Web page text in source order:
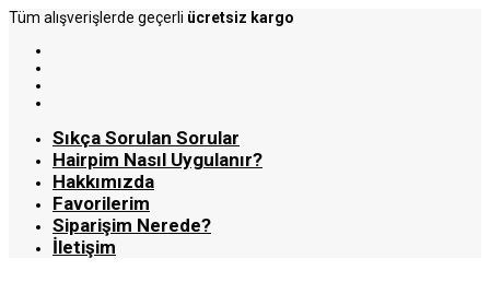
Tüm alışverişlerde geçerli ücretsiz kargo
Sıkça Sorulan Sorular
Hairpim Nasıl Uygulanır?
Hakkımızda
Favorilerim
Siparişim Nerede?
İletişim